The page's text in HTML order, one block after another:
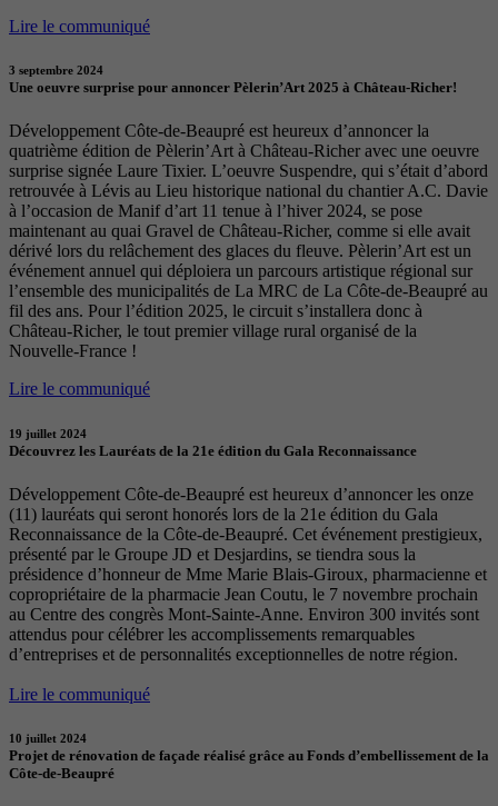
Lire le communiqué
3 septembre 2024
Une oeuvre surprise pour annoncer Pèlerin’Art 2025 à Château-Richer!
Développement Côte-de-Beaupré est heureux d’annoncer la
quatrième édition de Pèlerin’Art à Château-Richer avec une oeuvre
surprise signée Laure Tixier. L’oeuvre Suspendre, qui s’était d’abord
retrouvée à Lévis au Lieu historique national du chantier A.C. Davie
à l’occasion de Manif d’art 11 tenue à l’hiver 2024, se pose
maintenant au quai Gravel de Château-Richer, comme si elle avait
dérivé lors du relâchement des glaces du fleuve. Pèlerin’Art est un
événement annuel qui déploiera un parcours artistique régional sur
l’ensemble des municipalités de La MRC de La Côte-de-Beaupré au
fil des ans. Pour l’édition 2025, le circuit s’installera donc à
Château-Richer, le tout premier village rural organisé de la
Nouvelle-France !
Lire le communiqué
19 juillet 2024
Découvrez les Lauréats de la 21e édition du Gala Reconnaissance
Développement Côte-de-Beaupré est heureux d’annoncer les onze
(11) lauréats qui seront honorés lors de la 21e édition du Gala
Reconnaissance de la Côte-de-Beaupré. Cet événement prestigieux,
présenté par le Groupe JD et Desjardins, se tiendra sous la
présidence d’honneur de Mme Marie Blais-Giroux, pharmacienne et
copropriétaire de la pharmacie Jean Coutu, le 7 novembre prochain
au Centre des congrès Mont-Sainte-Anne. Environ 300 invités sont
attendus pour célébrer les accomplissements remarquables
d’entreprises et de personnalités exceptionnelles de notre région.
Lire le communiqué
10 juillet 2024
Projet de rénovation de façade réalisé grâce au Fonds d’embellissement de la
Côte-de-Beaupré